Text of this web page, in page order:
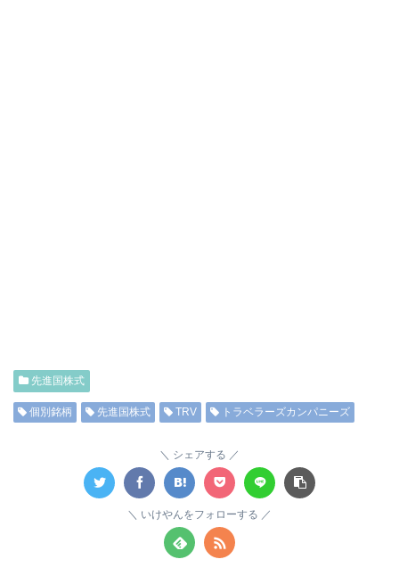
先進国株式
個別銘柄 先進国株式 TRV トラベラーズカンパニーズ
シェアする
いけやんをフォローする